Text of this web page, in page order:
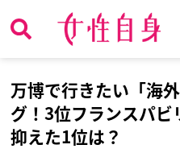
万博で行きたい「海
グ！3位フランスパビ
抑えた1位は？